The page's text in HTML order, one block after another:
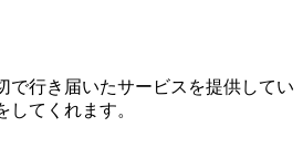
で行き届いたサービスを提供してい
てくれます。